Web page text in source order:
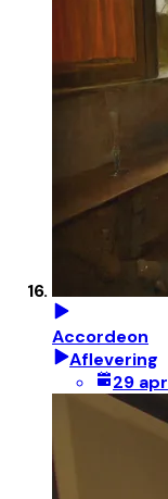
Accordeon
Aflevering
29 apr